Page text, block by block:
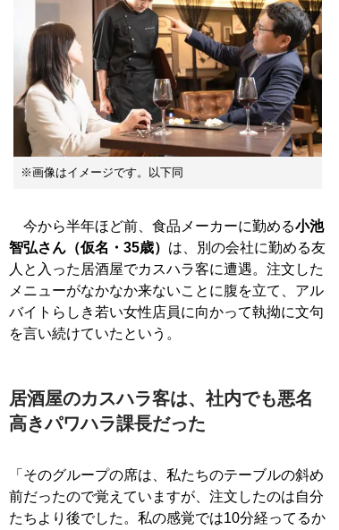
※画像はイメージです。以下同
今から半年ほど前、食品メーカーに勤める小池
智弘さん（仮名・35歳） は、別の会社に勤める友
人と入った居酒屋でカスハラ客に遭遇。注文した
メニューがなかなか来ないことに腹を立て、アル
バイトらしき若い女性店員に向かって執拗に文句
を言い続けていたという。
居酒屋のカスハラ客は、社内でも悪名
高きパワハラ課長だった
「そのグループの席は、私たちのテーブルの斜め
前だったので覚えていますが、注文したのは自分
たちより後でした。私の感覚では10分経ってるか